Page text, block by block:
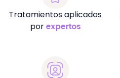
Tratamientos aplicados
por expertos